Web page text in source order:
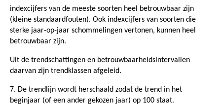
indexcijfers van de meeste soorten heel betrouwbaar zijn
(kleine standaardfouten). Ook indexcijfers van soorten die
sterke jaar-op-jaar schommelingen vertonen, kunnen heel
betrouwbaar zijn.
Uit de trendschattingen en betrouwbaarheidsintervallen
daarvan zijn trendklassen afgeleid.
7. De trendlijn wordt herschaald zodat de trend in het
beginjaar (of een ander gekozen jaar) op 100 staat.